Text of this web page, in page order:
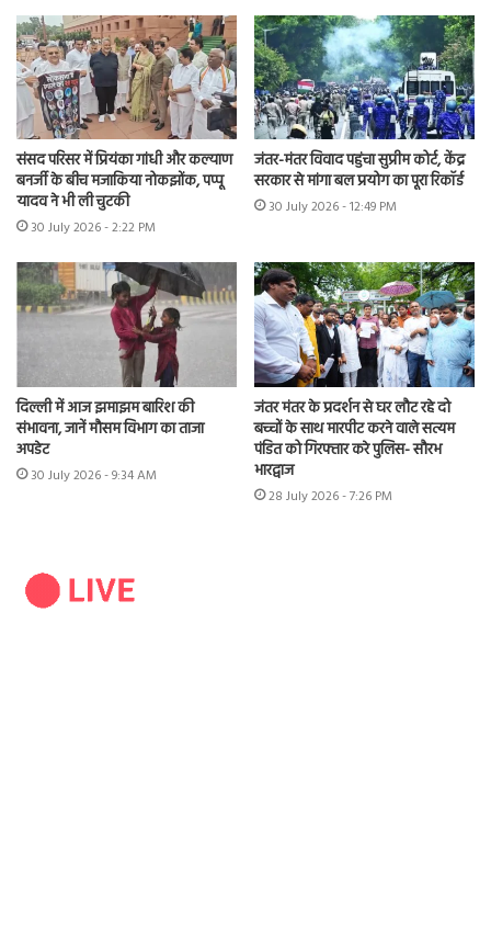
संसद परिसर में प्रियंका गांधी और कल्याण
बनर्जी के बीच मजाकिया नोकझोंक, पप्पू
यादव ने भी ली चुटकी
30 July 2026 - 2:22 PM
जंतर-मंतर विवाद पहुंचा सुप्रीम कोर्ट, केंद्र
सरकार से मांगा बल प्रयोग का पूरा रिकॉर्ड
30 July 2026 - 12:49 PM
दिल्ली में आज झमाझम बारिश की
संभावना, जानें मौसम विभाग का ताजा
अपडेट
30 July 2026 - 9:34 AM
जंतर मंतर के प्रदर्शन से घर लौट रहे दो
बच्चों के साथ मारपीट करने वाले सत्यम
पंडित को गिरफ्तार करे पुलिस- सौरभ
भारद्वाज
28 July 2026 - 7:26 PM